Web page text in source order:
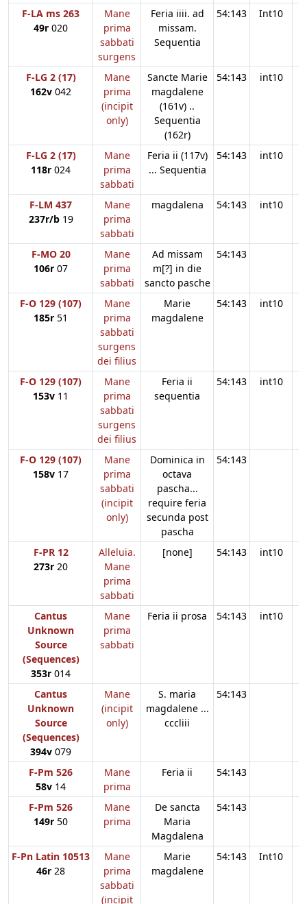
F-LA ms 263
49r 020
Mane
prima
sabbati
surgens
Feria iiii. ad
missam.
Sequentia
54:143 Int10
F-LG 2 (17)
162v 042
Mane
prima
(incipit
only)
Sancte Marie
magdalene
(161v) ..
Sequentia
(162r)
54:143 int10
F-LG 2 (17)
118r 024
Mane
prima
sabbati
Feria ii (117v)
... Sequentia
54:143 int10
F-LM 437
237r/b19
Mane
prima
sabbati
magdalena 54:143 int10
F-MO 20
106r 07
Mane
prima
sabbati
Ad missam
m[?] in die
sancto pasche
54:143
F-O 129 (107)
185r 51
Mane
prima
sabbati
surgens
dei filius
Marie
magdalene
54:143 int10
F-O 129 (107)
153v 11
Mane
prima
sabbati
surgens
dei filius
Feria ii
sequentia
54:143 int10
F-O 129 (107)
158v 17
Mane
prima
sabbati
(incipit
only)
Dominica in
octava
pascha...
require feria
secunda post
pascha
54:143
F-PR 12
273r 20
Alleluia.
Mane
prima
sabbati
[none] 54:143 int10
Cantus
Unknown
Source
(Sequences)
353r 014
Mane
prima
sabbati
Feria ii prosa 54:143 int10
Cantus
Unknown
Source
(Sequences)
394v 079
Mane
(incipit
only)
S. maria
magdalene ...
cccliii
54:143
F-Pm 526
58v 14
Mane
prima
Feria ii 54:143
F-Pm 526
149r 50
Mane
prima
De sancta
Maria
Magdalena
54:143
F-Pn Latin 10513
46r 28
Mane
prima
sabbati
(incipit
Marie
magdalene
54:143 Int10